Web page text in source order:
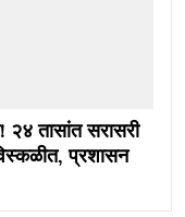
२४ तासांत सरासरी
प्रशासन